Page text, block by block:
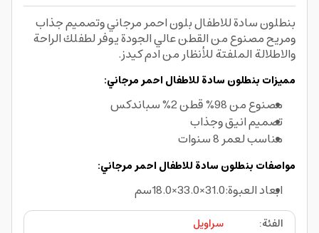
بنطلون سادة للاطفال بلون احمر مرجاني وتصميم جذاب
ومريح مصنوع من القطن عالي الجودة يوفر لطفلك الراحة
والاطلالة الملفتة للأنظار من ادم كيدز.
مميزات بنطلون سادة للاطفال احمر مرجاني:
مصنوع من 98% قطن 2% سباندكس
تصميم انيق وجذاب
مناسب لعمر 8 سنوات
مواصفات بنطلون سادة للاطفال احمر مرجاني:
ابعاد العبوة:31.0×33.0×18.0سم
الفئة:
سراويل